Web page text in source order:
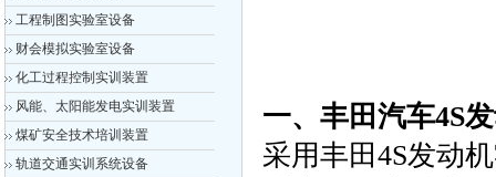
工程制图实验室设备
财会模拟实验室设备
化工过程控制实训装置
风能、太阳能发电实训装置
煤矿安全技术培训装置
轨道交通实训系统设备
一、丰田汽车4S
采用丰田4S发动